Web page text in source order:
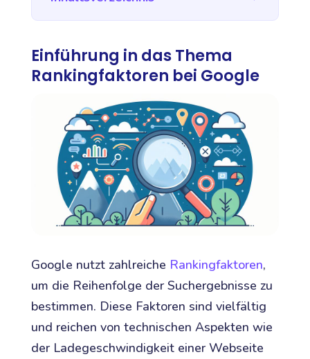
Einführung in das Thema
Rankingfaktoren bei Google
Google nutzt zahlreiche Rankingfaktoren,
um die Reihenfolge der Suchergebnisse zu
bestimmen. Diese Faktoren sind vielfältig
und reichen von technischen Aspekten wie
der Ladegeschwindigkeit einer Webseite